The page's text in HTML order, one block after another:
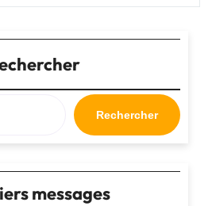
du
de
voyage
en
cuir
vos
Rechercher
messages